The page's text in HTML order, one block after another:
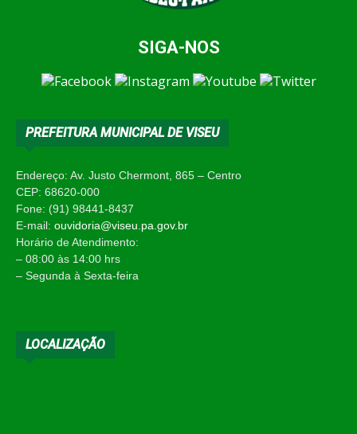
SIGA-NOS
PREFEITURA MUNICIPAL DE VISEU
Endereço: Av. Justo Chermont, 865 – Centro
CEP: 68620-000
Fone: (91) 98441-8437
E-mail: ouvidoria@viseu.pa.gov.br
Horário de Atendimento:
– 08:00 às 14:00 hrs
– Segunda à Sexta-feira
LOCALIZAÇÃO